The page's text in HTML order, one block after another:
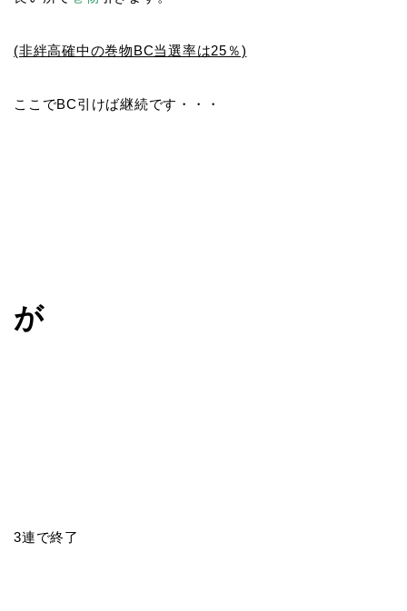
(非絆高確中の巻物BC当選率は25％)
ここでBC引けば継続です・・・
が
3連で終了